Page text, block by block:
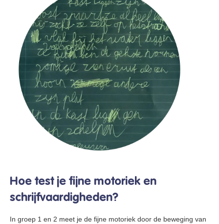
Hoe test je fijne motoriek en
schrijfvaardigheden?
In groep 1 en 2 meet je de fijne motoriek door de beweging van